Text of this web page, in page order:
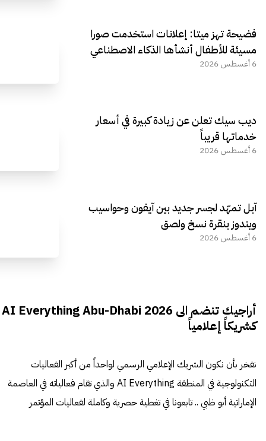
فضيحة تهز ميتا: إعلانات استخدمت صورا
مسيئة للأطفال أنشأها الذكاء الاصطناعي
6 أغسطس 2026
ديب سيك تعلن عن زيادة كبيرة في أسعار
خدماتها قريباً
6 أغسطس 2026
آبل تمهّد لجسر جديد بين آيفون وحواسيب
ويندوز بنقرة نسخ ولصق
6 أغسطس 2026
أراجيك تنضم الى AI Everything Abu-Dhabi 2026
كشريكاً إعلامياً
نفخر بأن نكون الشريك الإعلامي الرسمي لواحداً من أكبر الفعاليات
التكنولوجية في المنطقة AI Everything والذي تقام فعالياته في العاصمة
الإماراتية أبو ظبي .. تابعونا في تغطية حصرية وكاملة لفعاليات المؤتمر